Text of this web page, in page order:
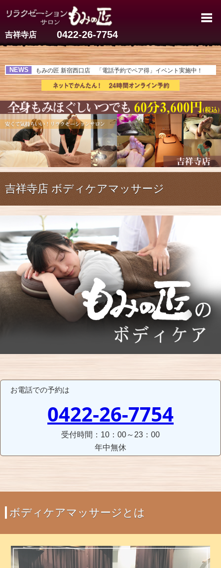
吉祥寺店 0422-26-7754
NEWS もみの匠 新宿西口店 「電話予約でペア得」イベント実施中！
吉祥寺店 ボディケアマッサージ
お電話での予約は
0422-26-7754
受付時間：10：00～23：00
年中無休
ボディケアマッサージとは